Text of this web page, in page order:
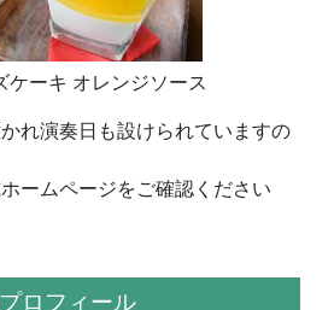
ケーキ オレンジソース
れ演奏日も設けられていますの
ームページをご確認ください
ロフィール